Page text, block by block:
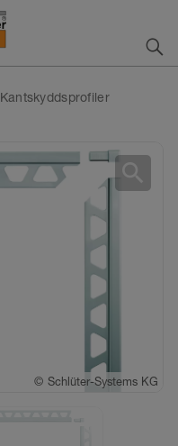
Kantskyddsprofiler
© Schlüter-Systems KG
© Schlüter-Systems KG